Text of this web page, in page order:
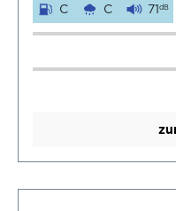
C C 71dB